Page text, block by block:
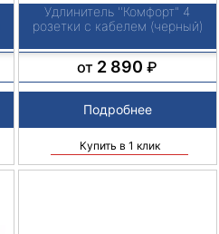
Удлинитель ''Комфорт" 4
розетки с кабелем (черный)
от 2 890₽
Подробнее
Купить в 1 клик